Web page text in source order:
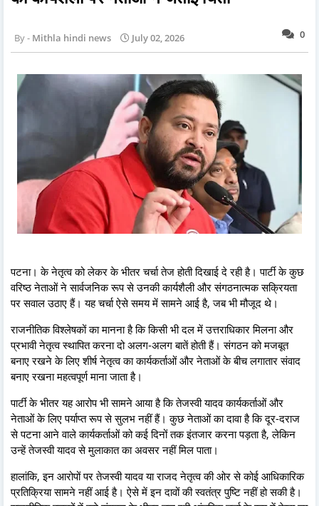
0
Mithla hindi news July 02, 2026
पटना। के नेतृत्व को लेकर के भीतर चर्चा तेज होती दिखाई दे रही है। पार्टी के कुछ
वरिष्ठ नेताओं ने सार्वजनिक रूप से उनकी कार्यशैली और संगठनात्मक सक्रियता
पर सवाल उठाए हैं। यह चर्चा ऐसे समय में सामने आई है, जब भी मौजूद थे।
राजनीतिक विश्लेषकों का मानना है कि किसी भी दल में उत्तराधिकार मिलना और
प्रभावी नेतृत्व स्थापित करना दो अलग-अलग बातें होती हैं। संगठन को मजबूत
बनाए रखने के लिए शीर्ष नेतृत्व का कार्यकर्ताओं और नेताओं के बीच लगातार संवाद
बनाए रखना महत्वपूर्ण माना जाता है।
पार्टी के भीतर यह आरोप भी सामने आया है कि तेजस्वी यादव कार्यकर्ताओं और
नेताओं के लिए पर्याप्त रूप से सुलभ नहीं हैं। कुछ नेताओं का दावा है कि दूर-दराज
से पटना आने वाले कार्यकर्ताओं को कई दिनों तक इंतजार करना पड़ता है, लेकिन
उन्हें तेजस्वी यादव से मुलाकात का अवसर नहीं मिल पाता।
हालांकि, इन आरोपों पर तेजस्वी यादव या राजद नेतृत्व की ओर से कोई आधिकारिक
प्रतिक्रिया सामने नहीं आई है। ऐसे में इन दावों की स्वतंत्र पुष्टि नहीं हो सकी है।